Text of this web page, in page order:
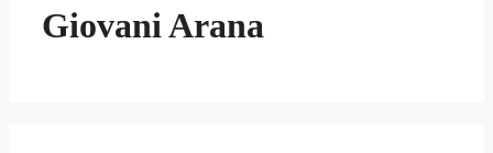
Giovani Arana